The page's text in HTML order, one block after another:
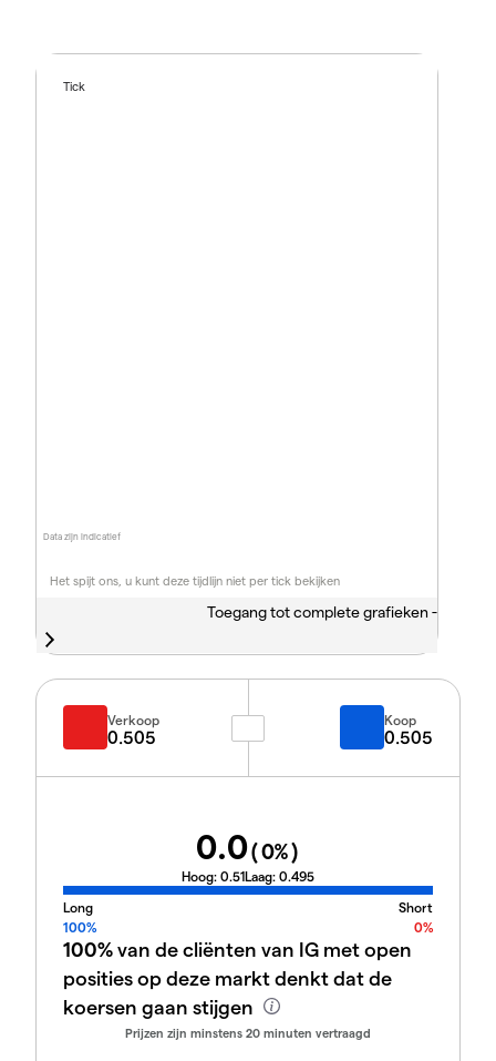
Het spijt ons, u kunt deze tijdlijn niet per tick bekijken
Data zijn indicatief
Tick
Toegang tot complete grafieken -
Verkoop
0.505
Koop
0.505
0.0(0%)
Hoog: 0.51Laag: 0.495
Long
Short
100%
0%
100%van de cliënten van IG met open
posities op deze markt denkt dat de
koersen gaan stijgen
Prijzen zijn minstens 20 minuten vertraagd